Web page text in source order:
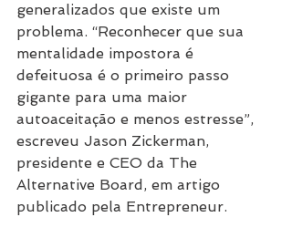
generalizados que existe um
problema. “Reconhecer que sua
mentalidade impostora é
defeituosa é o primeiro passo
gigante para uma maior
autoaceitação e menos estresse”,
escreveu Jason Zickerman,
presidente e CEO da The
Alternative Board, em artigo
publicado pela Entrepreneur.